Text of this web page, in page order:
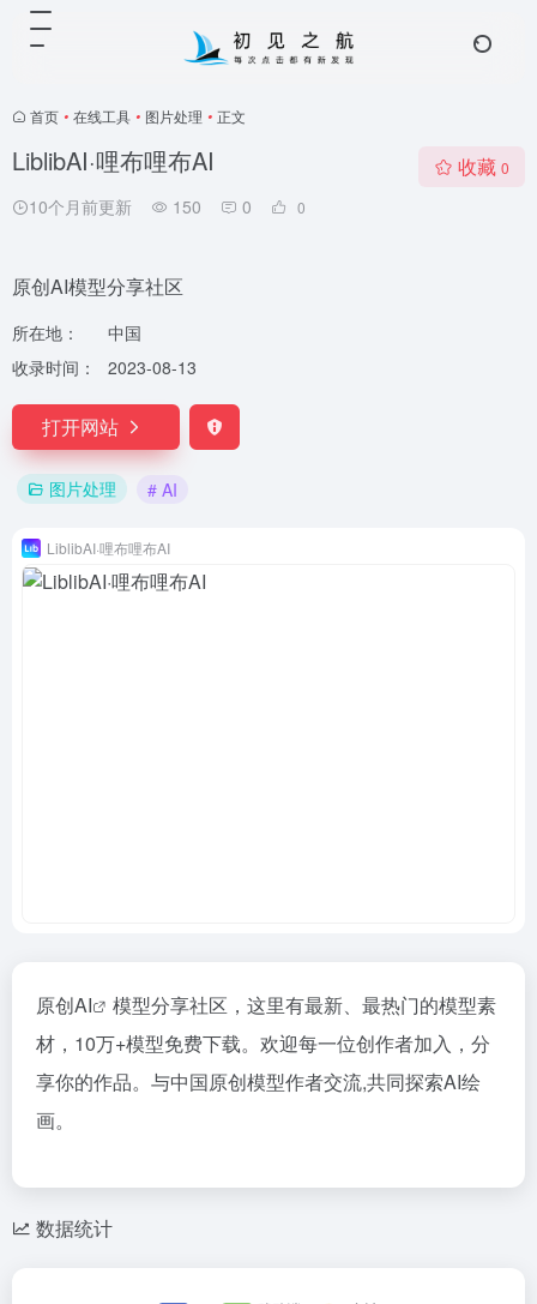
首页 • 在线工具 • 图片处理 • 正文
LiblibAI·哩布哩布AI
10个月前更新 150 0 0
收藏 0
原创AI模型分享社区
所在地：
中国
收录时间：
2023-08-13
打开网站
图片处理 # AI
LiblibAI·哩布哩布AI
原创AI
模型分享社区，这里有最新、最热门的模型素
材，10万+模型免费下载。欢迎每一位创作者加入，分
享你的作品。与中国原创模型作者交流,共同探索AI绘
画。
数据统计